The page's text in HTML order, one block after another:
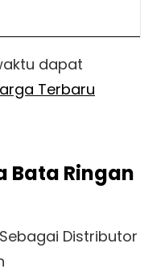
dapat
Terbaru
Bata Ringan
Distributor